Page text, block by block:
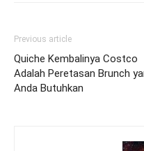
Previous article
Quiche Kembalinya Costco
Adalah Peretasan Brunch
Anda Butuhkan